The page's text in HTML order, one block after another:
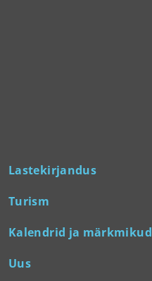
Lastekirjandus
Turism
Kalendrid ja märkmikud
Uus